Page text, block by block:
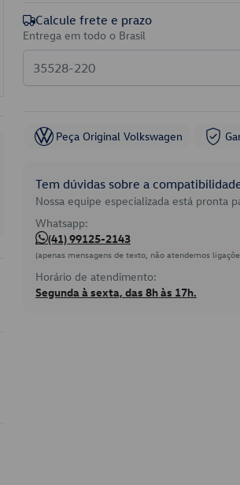
Calcule frete e prazo
Entrega em todo o Brasil
Peça Original Volkswagen
Tem dúvidas sobre a
Nossa equipe especializada está pronta
Whatsapp:
(41) 99125-2143
(apenas mensagens de texto, não atendemos
Horário de atendimento:
Segunda à sexta, das 8h às 17h.